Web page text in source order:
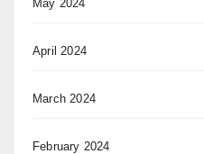
May 2024
April 2024
March 2024
February 2024